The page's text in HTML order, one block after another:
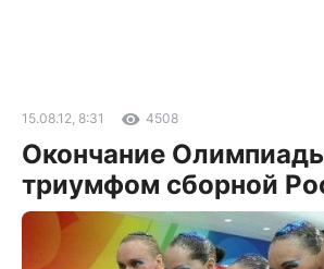
15.08.12, 8:31 4508
Окончание
триумфом сборной